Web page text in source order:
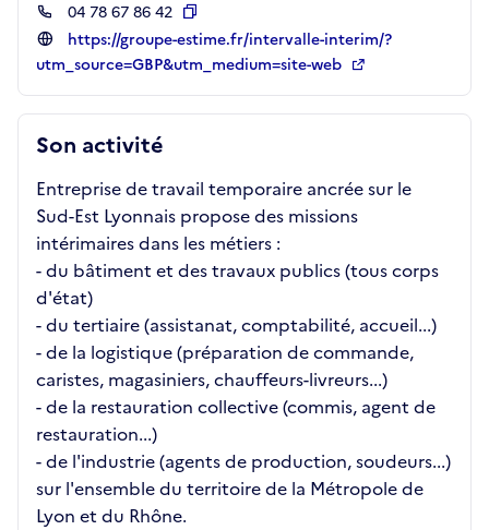
Son activité
Entreprise de travail temporaire ancrée sur le
Sud-Est Lyonnais propose des missions
intérimaires dans les métiers :
- du bâtiment et des travaux publics (tous corps
d'état)
- du tertiaire (assistanat, comptabilité, accueil...)
- de la logistique (préparation de commande,
caristes, magasiniers, chauffeurs-livreurs...)
- de la restauration collective (commis, agent de
restauration...)
- de l'industrie (agents de production, soudeurs...)
sur l'ensemble du territoire de la Métropole de
Lyon et du Rhône.
04 78 67 86 42
Copier
https://groupe-estime.fr/intervalle-interim/?
utm_source=GBP&utm_medium=site-web